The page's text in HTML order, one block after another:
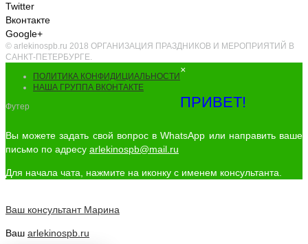
Twitter
Вконтакте
Google+
© arlekinospb.ru 2018 ОРГАНИЗАЦИЯ ПРАЗДНИКОВ И МЕРОПРИЯТИЙ В
САНКТ-ПЕТЕРБУРГЕ.
ПОЛИТИКА КОНФИДИЦИАЛЬНОСТИ
НАША ГРУППА ВКОНТАКТЕ
Футер
×
ПРИВЕТ!
Вы можете задать свой вопрос в WhatsApp или направить ваше
письмо по адресу arlekinospb@mail.ru
Для начала чата, нажмите на иконку с именем консультанта.
Ваш консультант Марина
Ваш arlekinospb.ru